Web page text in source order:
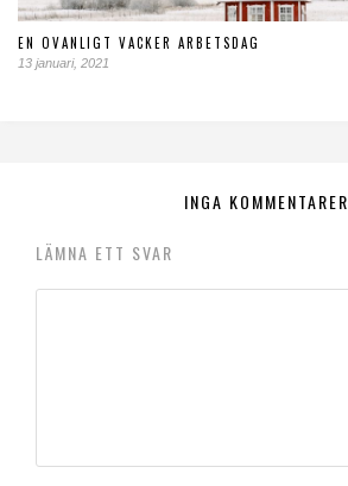
EN OVANLIGT VACKER ARBETSDAG
13 januari, 2021
INGA KOMMENTARER
LÄMNA ETT SVAR